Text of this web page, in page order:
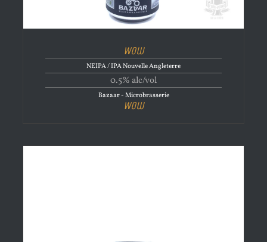
Wow
NEIPA / IPA Nouvelle Angleterre
0.5% alc/vol
Bazaar - Microbrasserie
Wow